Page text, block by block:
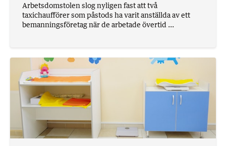
Arbetsdomstolen slog nyligen fast att två
taxichaufförer som påstods ha varit anställda av ett
bemanningsföretag när de arbetade övertid ...